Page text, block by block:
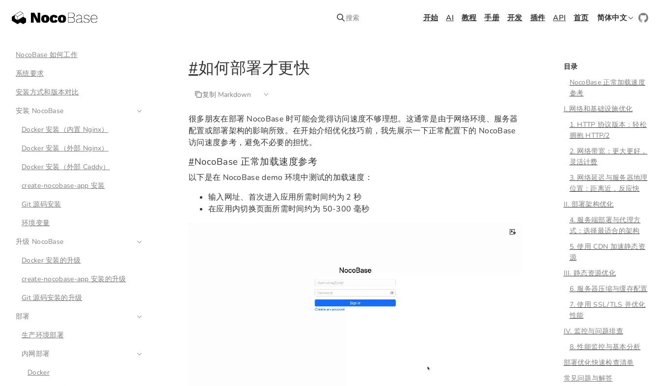
搜索 开始 AI 教程 手册 开发 插件 API 首页 简体中文
NocoBase 如何工作
系统要求
安装方式和版本对比
安装 NocoBase
Docker 安装（内置 Nginx）
Docker 安装（外部 Nginx）
Docker 安装（外部 Caddy）
create-nocobase-app 安装
Git 源码安装
环境变量
升级 NocoBase
Docker 安装的升级
create-nocobase-app 安装的升级
Git 源码安装的升级
部署
生产环境部署
内网部署
Docker
#如何部署才更快
复制 Markdown
很多朋友在部署 NocoBase 时可能会觉得访问速度不够理想。这通常是由于网络环境、服务器
配置或部署架构的影响所致。在开始介绍优化技巧前，我先展示一下正常配置下的 NocoBase
访问速度参考，避免不必要的担忧。
#NocoBase 正常加载速度参考
以下是在 NocoBase demo 环境中测试的加载速度：
输入网址、首次进入应用所需时间约为 2 秒
在应用内切换页面所需时间约为 50-300 毫秒
目录
NocoBase 正常加载速度
参考
I. 网络和基础设施优化
1. HTTP 协议版本：轻松
拥抱 HTTP/2
2. 网络带宽：更大更好，
灵活计费
3. 网络延迟与服务器地理
位置：距离近，反应快
II. 部署架构优化
4. 服务端部署与代理方
式：选择最适合的架构
5. 使用 CDN 加速静态资
源
III. 静态资源优化
6. 服务器压缩与缓存配置
7. 使用 SSL/TLS 并优化
性能
IV. 监控与问题排查
8. 性能监控与基本分析
部署优化快速检查清单
常见问题与解答